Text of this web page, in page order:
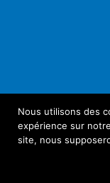
Nous utilisons des
expérience sur
site, nous